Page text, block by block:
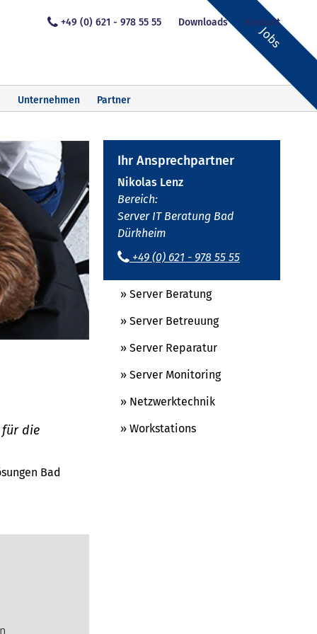
Jobs
+49 (0) 621 - 978 55 55 Downloads Kontakt
Unternehmen Partner
für die
Bad
Ihr Ansprechpartner
Nikolas Lenz
Bereich:
Server IT Beratung Bad
Dürkheim
+49 (0) 621 - 978 55 55
» Server Beratung
» Server Betreuung
» Server Reparatur
» Server Monitoring
» Netzwerktechnik
» Workstations